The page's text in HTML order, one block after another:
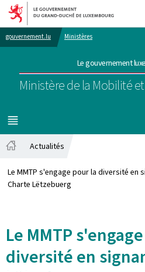
Aller au menu
Aller au
gouvernement.lu Ministères
Le gouvernement
Ministère de la Mobilité
MENU
PRINCIPAL
Actualités
Le MMTP s'engage pour la diversité en
Charte Lëtzebuerg
Le MMTP
diversité en